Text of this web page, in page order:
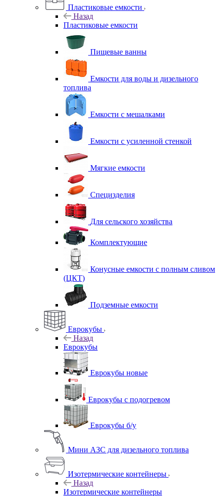
Пластиковые емкости
Назад
Пластиковые емкости
Пищевые ванны
Емкости для воды и дизельного
топлива
Емкости с мешалками
Емкости с усиленной стенкой
Мягкие емкости
Специзделия
Для сельского хозяйства
Комплектующие
Конусные емкости с полным сливом
(ЦКТ)
Подземные емкости
Еврокубы
Назад
Еврокубы
Еврокубы новые
Еврокубы с подогревом
Еврокубы б/у
Мини АЗС для дизельного топлива
Изотермические контейнеры
Назад
Изотермические контейнеры